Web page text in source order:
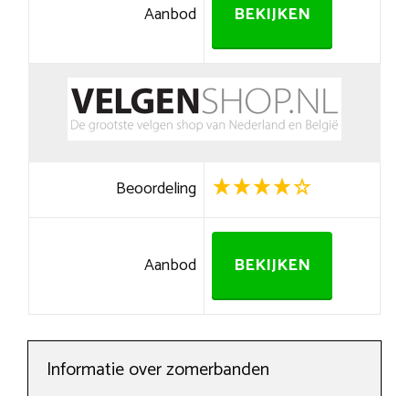
Aanbod BEKIJKEN
Beoordeling
Aanbod BEKIJKEN
Informatie over zomerbanden